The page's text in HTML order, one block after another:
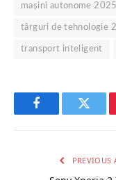
mașini autonome 2025
târguri de tehnologie
transport inteligent
Facebook
PREVIOUS